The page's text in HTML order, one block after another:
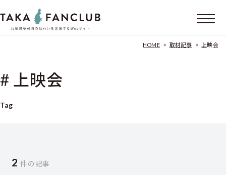
HOME > 取材記事 > 上映会
# 上映会
Tag
2 件の記事